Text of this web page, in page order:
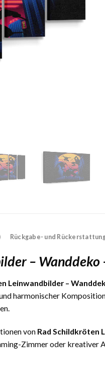
Rückgabe- und
–
Leinwandbilder –
harmonischer
von Rad Schildkröten
Zimmer oder kreativer